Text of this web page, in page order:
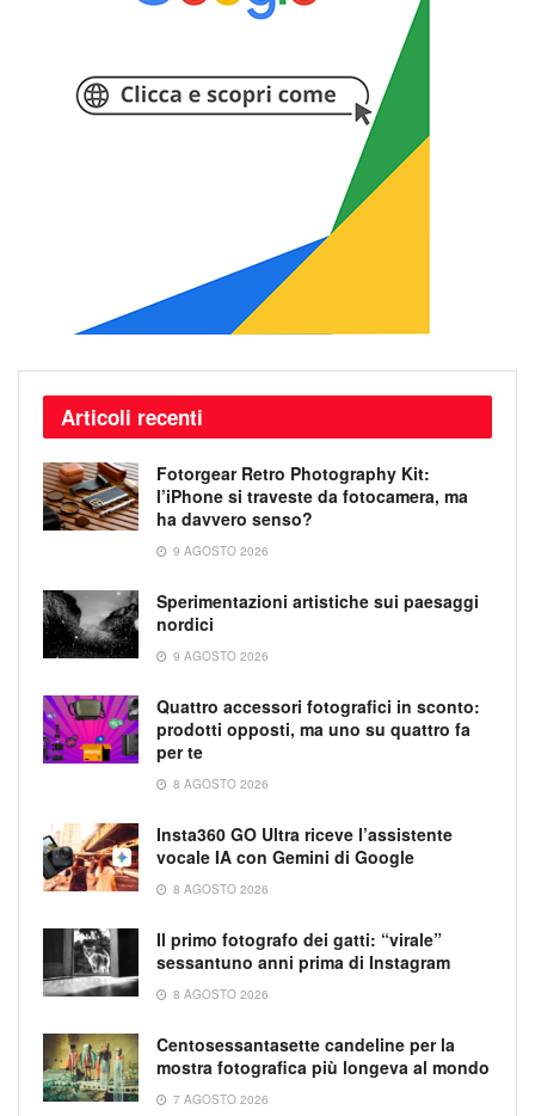
Articoli recenti
Fotorgear Retro Photography Kit:
l’iPhone si traveste da fotocamera, ma
ha davvero senso?
9 AGOSTO 2026
Sperimentazioni artistiche sui paesaggi
nordici
9 AGOSTO 2026
Quattro accessori fotografici in sconto:
prodotti opposti, ma uno su quattro fa
per te
8 AGOSTO 2026
Insta360 GO Ultra riceve l’assistente
vocale IA con Gemini di Google
8 AGOSTO 2026
Il primo fotografo dei gatti: “virale”
sessantuno anni prima di Instagram
8 AGOSTO 2026
Centosessantasette candeline per la
mostra fotografica più longeva al mondo
7 AGOSTO 2026